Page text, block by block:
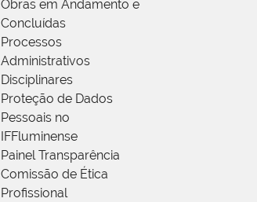
Obras em Andamento e
Concluídas
Processos
Administrativos
Disciplinares
Proteção de Dados
Pessoais no
IFFluminense
Painel Transparência
Comissão de Ética
Profissional